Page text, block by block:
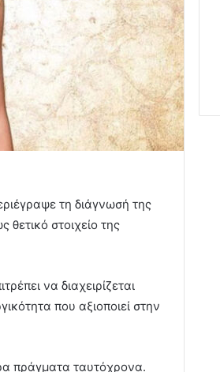
τη διάγνωσή της
στοιχείο της
να διαχειρίζεται
που αξιοποιεί στην
πράγματα ταυτόχρονα.